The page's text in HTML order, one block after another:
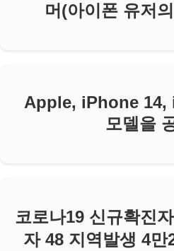
머(아이폰 유저
Apple, iPhone 14,
모델을
코로나19 신규확진
자 48 지역발생 4만